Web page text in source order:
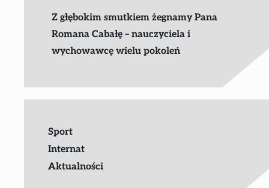
Z głębokim smutkiem żegnamy Pana
Romana Cabałę – nauczyciela i
wychowawcę wielu pokoleń
Sport
Internat
Aktualności